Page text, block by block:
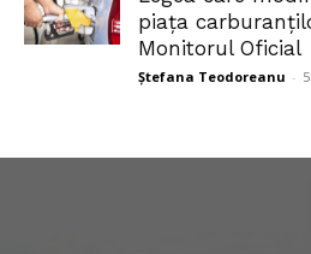
piața
Monitorul Oficial
Ștefana Teodoreanu -